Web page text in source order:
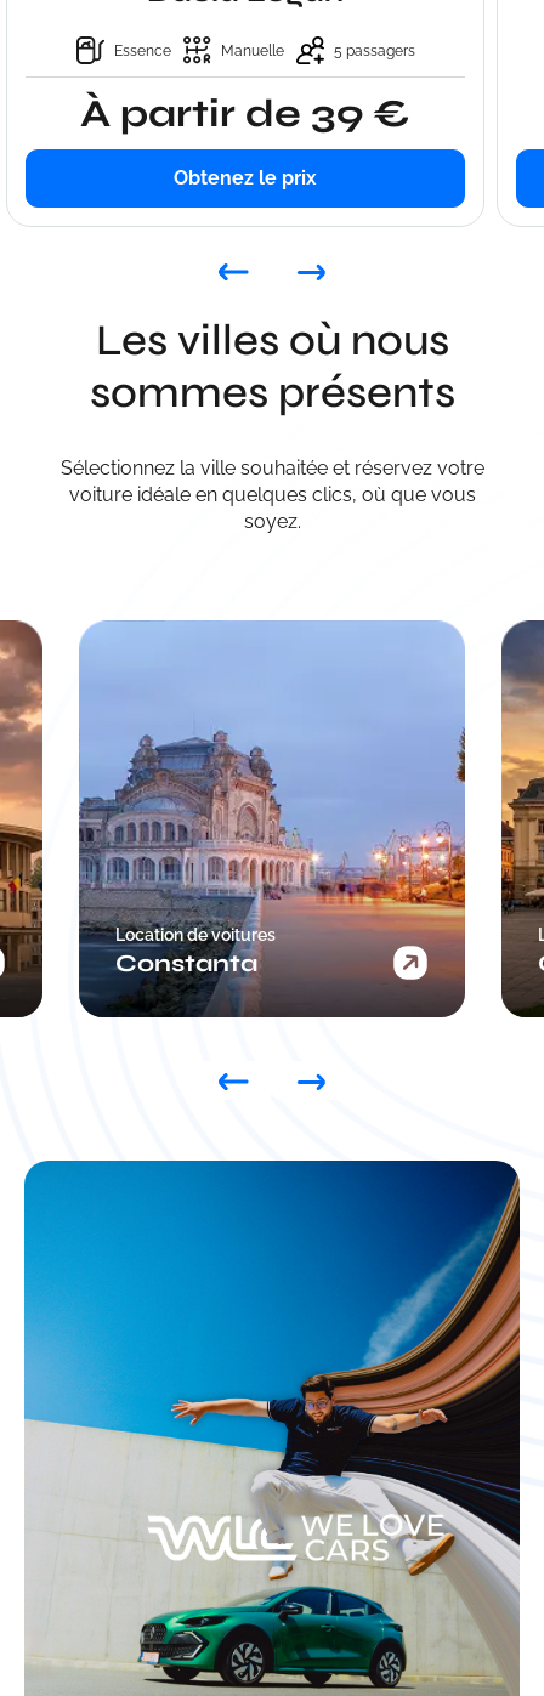
Essence Manuelle 5 passagers
À partir de 39 €
Obtenez le prix
Les villes où nous
sommes présents
Sélectionnez la ville souhaitée et réservez votre
voiture idéale en quelques clics, où que vous
soyez.
Location de voitures
Craiova